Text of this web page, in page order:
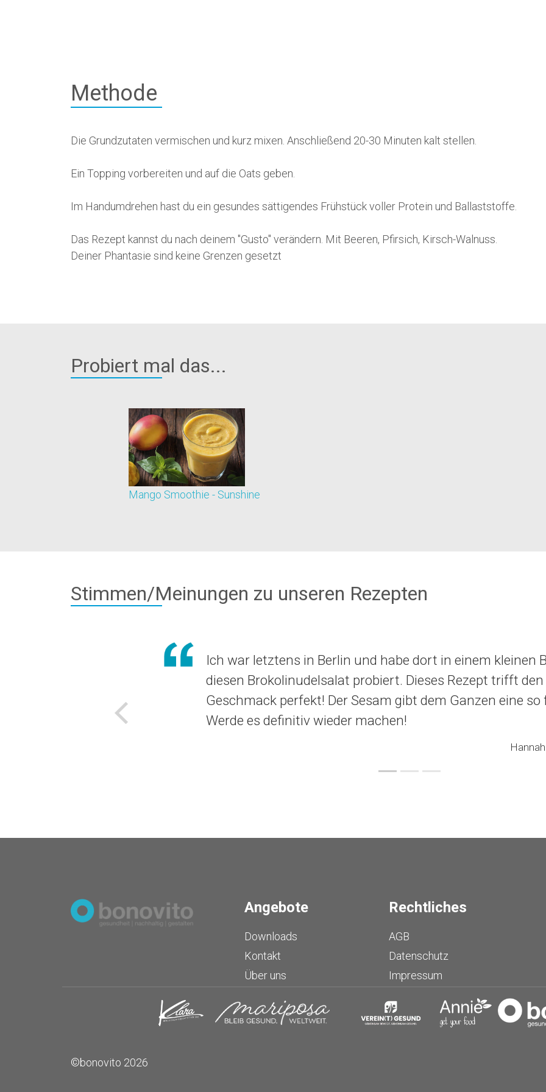
Methode
Die Grundzutaten vermischen und kurz mixen. Anschließend 20-30 Minuten kalt stellen.
Ein Topping vorbereiten und auf die Oats geben.
Im Handumdrehen hast du ein gesundes sättigendes Frühstück voller Protein und Ballaststoffe.
Das Rezept kannst du nach deinem "Gusto" verändern. Mit Beeren, Pfirsich, Kirsch-Walnuss.
Deiner Phantasie sind keine Grenzen gesetzt
Probiert mal das...
Mango Smoothie - Sunshine
Stimmen/Meinungen zu unseren Rezepten
Ich war letztens in Berlin und habe dort in einem kleinen
diesen Brokolinudelsalat probiert. Dieses Rezept trifft den
Geschmack perfekt! Der Sesam gibt dem Ganzen eine so
Werde es definitiv wieder machen!
Voriges
Angebote
Downloads
Kontakt
Über uns
Rechtliches
AGB
Datenschutz
Impressum
©bonovito 2026